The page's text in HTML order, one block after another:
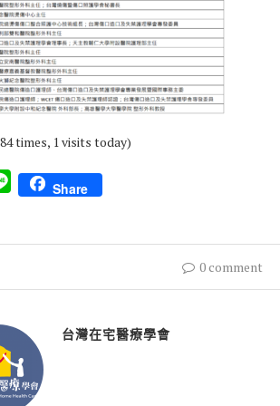
times, 1 visits today)
Line Share
0 comment
台灣在宅醫療學會